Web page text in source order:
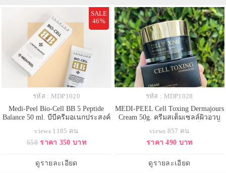
SALE
46%
รหัส : MDP1020
Medi-Peel Bio-Cell BB 5 Peptide
Balance 50 ml. บีบีครีมอเนกประสงค์
ปรับสีผิวให้สม่ำเสมอและช่วยลด
เลือนริ้วรอย สร้างผิวเปล่งปลั่ง หลัง
ผลิตภัณฑ์ปริมาณเล็กน้อยกับมือหรือ
ปลายฟองน้ำแล้วเกลี่ยให้ทั่วผ
views 1185 คน
650 ราคา 350 บาท
ดูรายละเอียด
รหัส : MDP1028
MEDI-PEEL Cell Toxing Dermajours
Cream 50g. ครีมสเต็มเซลล์ผิวอวบ
รอยลึกๆ ลดความเหี่ยวย่นด้วย
เทคนิค liposomal ดันอาหารผิว
ลึกเหมือนใช้เครื่องผลัก บำรุงที่มี
ความเข้มข้นสูงพร้อมสารสกัดจาก
views 857 คน
ราคา 490 บาท
ดูรายละเอียด